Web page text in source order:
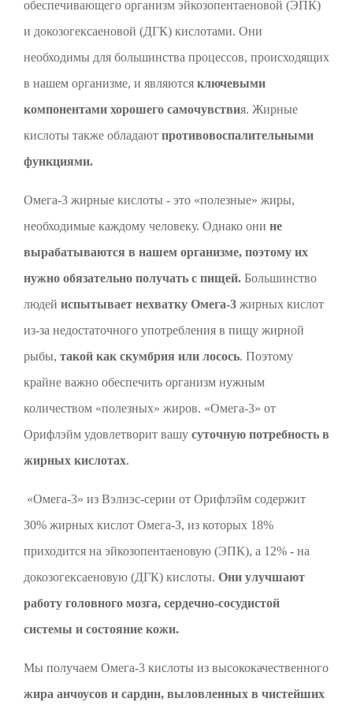
обеспечивающего организм эйкозопентаеновой (ЭПК)
и докозогексаеновой (ДГК) кислотами. Они
необходимы для большинства процессов, происходящих
в нашем организме, и являются ключевыми
компонентами хорошего самочувствия. Жирные
кислоты также обладают противовоспалительными
функциями.
Омега-3 жирные кислоты - это «полезные» жиры,
необходимые каждому человеку. Однако они не
вырабатываются в нашем организме, поэтому их
нужно обязательно получать с пищей. Большинство
людей испытывает нехватку Омега-3 жирных кислот
из-за недостаточного употребления в пищу жирной
рыбы, такой как скумбрия или лосось. Поэтому
крайне важно обеспечить организм нужным
количеством «полезных» жиров. «Омега-3» от
Орифлэйм удовлетворит вашу суточную потребность в
жирных кислотах.
«Омега-3» из Вэлнэс-серии от Орифлэйм содержит
30% жирных кислот Омега-З, из которых 18%
приходится на эйкозопентаеновую (ЭПК), а 12% - на
докозогексаеновую (ДГК) кислоты. Они улучшают
работу головного мозга, сердечно-сосудистой
системы и состояние кожи.
Мы получаем Омега-3 кислоты из высококачественного
жира анчоусов и сардин, выловленных в чистейших